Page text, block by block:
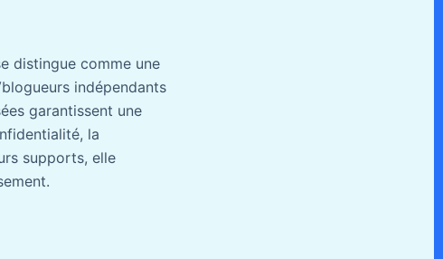
distingue comme une
indépendants
garantissent une
la
supports, elle